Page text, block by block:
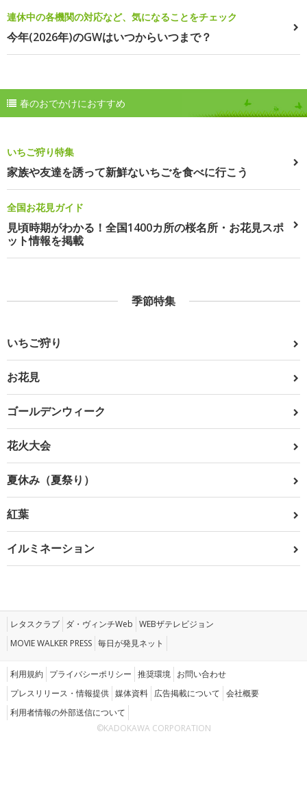
連休中の各機関の対応など、気になることをチェック
今年(2026年)のGWはいつからいつまで？
春のおでかけにおすすめ
いちご狩り特集
家族や友達を誘って新鮮ないちごを食べに行こう
全国お花見ガイド
見頃時期がわかる！全国1400カ所の桜名所・お花見スポ
ット情報を掲載
季節特集
いちご狩り
お花見
ゴールデンウィーク
花火大会
夏休み（夏祭り）
紅葉
イルミネーション
レタスクラブ ダ・ヴィンチWeb WEBザテレビジョン
MOVIE WALKER PRESS 毎日が発見ネット
利用規約 プライバシーポリシー 推奨環境 お問い合わせ
プレスリリース・情報提供 媒体資料 広告掲載について 会社概要
利用者情報の外部送信について
©KADOKAWA CORPORATION